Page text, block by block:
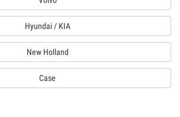
Hyundai / KIA
New Holland
Case